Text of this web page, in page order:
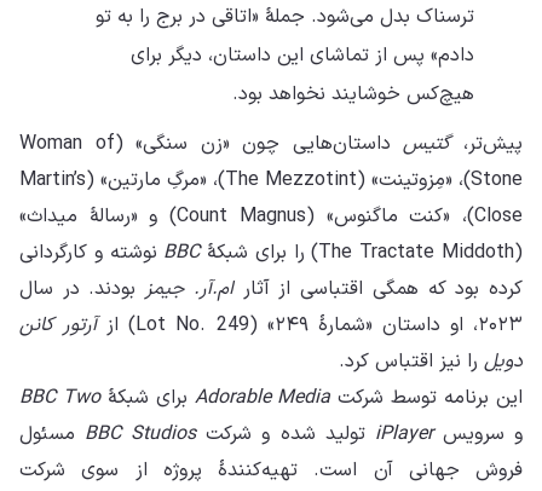
ترسناک بدل می‌شود. جملهٔ «اتاقی در برج را به تو
دادم» پس از تماشای این داستان، دیگر برای
هیچ‌کس خوشایند نخواهد بود.
پیش‌تر،گتیس
داستان‌هایی چون «زن سنگی» (Woman of
Stone)، «مِزوتینت» (The Mezzotint)، «مرگِ مارتین» (Martin’s
Close)، «کنت ماگنوس» (Count Magnus) و «رسالهٔ میداث»
(The Tractate Middoth) را برای شبکهٔ
BBC نوشته و کارگردانی
کرده بود که همگی اقتباسی از آثارام.آر. جیمزبودند. در سال
۲۰۲۳، او داستان «شمارهٔ ۲۴۹» (Lot No. 249) از
آرتور کانن
دویل را نیز اقتباس کرد.
این برنامه توسط شرکت Adorable Media برای شبکهٔBBC Two
و سرویسiPlayer تولید شده و شرکتBBC Studios مسئول
فروش جهانی آن است. تهیه‌کنندهٔ پروژه از سوی شرکت